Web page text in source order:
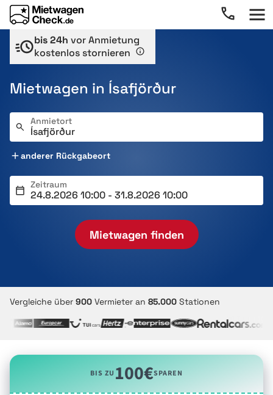
bis 24h vor Anmietung
kostenlos stornieren
Mietwagen in Ísafjörður
Anmietort
anderer Rückgabeort
Zeitraum
Mietwagen finden
Vergleiche über 900 Vermieter an 85.000 Stationen
BIS ZU100€SPAREN